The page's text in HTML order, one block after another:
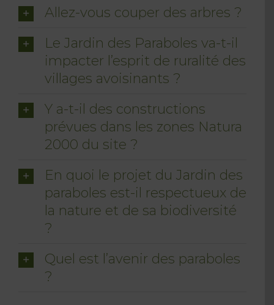
Allez-vous couper des arbres ?
Le Jardin des Paraboles va-t-il
impacter l’esprit de ruralité des
villages avoisinants ?
Y a-t-il des constructions
prévues dans les zones Natura
2000 du site ?
En quoi le projet du Jardin des
paraboles est-il respectueux de
la nature et de sa biodiversité
?
Quel est l’avenir des paraboles
?